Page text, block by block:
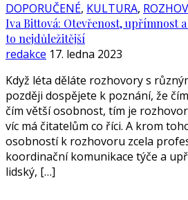
DOPORUČENÉ, KULTURA,
Iva Bittová: Otevřenost, upřímnost
to nejdůležitější
redakce 17. ledna 2023
Když léta děláte rozhovory s
později dospějete k poznání, že
čím větší osobnost, tím je
víc má čitatelům co říci. A krom
osobností k rozhovoru zcela
koordinační komunikace týče a
lidský, […]